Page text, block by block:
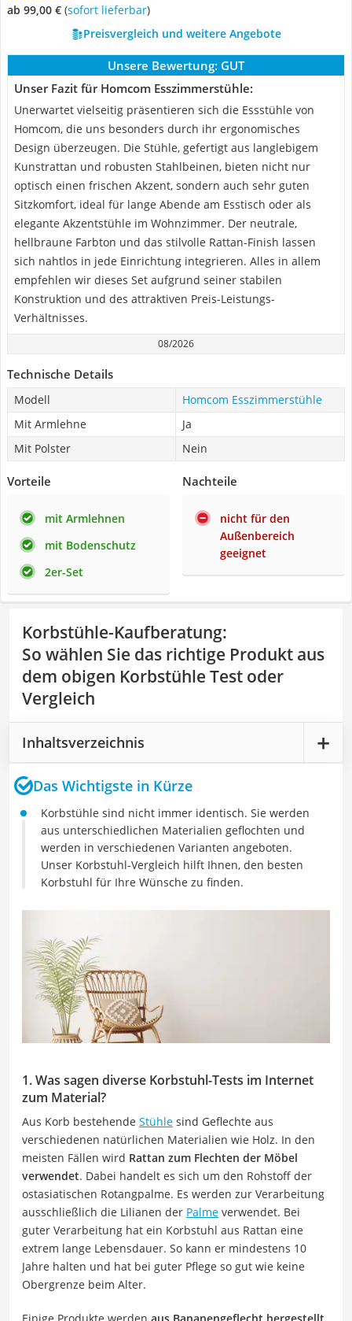
ab 99,00 € ( Sofort lieferbar)
Preisvergleich und weitere Angebote
Unsere Bewertung: GUT
Unser Fazit für Homcom Esszimmerstühle:
Unerwartet vielseitig präsentieren sich die Essstühle von
Homcom, die uns besonders durch ihr ergonomisches
Design überzeugen. Die Stühle, gefertigt aus langlebigem
Kunstrattan und robusten Stahlbeinen, bieten nicht nur
optisch einen frischen Akzent, sondern auch sehr guten
Sitzkomfort, ideal für lange Abende am Esstisch oder als
elegante Akzentstühle im Wohnzimmer. Der neutrale,
hellbraune Farbton und das stilvolle Rattan-Finish lassen
sich nahtlos in jede Einrichtung integrieren. Alles in allem
empfehlen wir dieses Set aufgrund seiner stabilen
Konstruktion und des attraktiven Preis-Leistungs-
Verhältnisses.
08/2026
Technische Details
Modell
Homcom Esszimmerstühle
Mit Armlehne
Ja
Mit Polster
Nein
Vorteile
mit Armlehnen
mit Bodenschutz
2er-Set
Nachteile
nicht für den
Außenbereich
geeignet
Korbstühle-Kaufberatung:
So wählen Sie das richtige Produkt aus
dem obigen Korbstühle Test oder
Vergleich
Inhaltsverzeichnis
Das Wichtigste in Kürze
Korbstühle sind nicht immer identisch. Sie werden
aus unterschiedlichen Materialien geflochten und
werden in verschiedenen Varianten angeboten.
Unser Korbstuhl-Vergleich hilft Ihnen, den besten
Korbstuhl für Ihre Wünsche zu finden.
1. Was sagen diverse Korbstuhl-Tests im Internet
zum Material?
Aus Korb bestehende Stühle sind Geflechte aus
verschiedenen natürlichen Materialien wie Holz. In den
meisten Fällen wird Rattan zum Flechten der Möbel
verwendet. Dabei handelt es sich um den Rohstoff der
ostasiatischen Rotangpalme. Es werden zur Verarbeitung
ausschließlich die Lilianen der Palme verwendet. Bei
guter Verarbeitung hat ein Korbstuhl aus Rattan eine
extrem lange Lebensdauer. So kann er mindestens 10
Jahre halten und hat bei guter Pflege so gut wie keine
Obergrenze beim Alter.
Einige Produkte werden aus Bananengeflecht hergestellt